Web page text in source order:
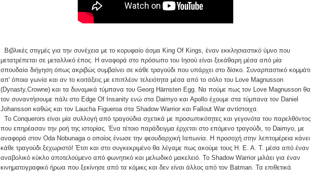
Βιβλικές στιγμές για την συνέχεια με το κορυφαίο άσμα King Of Kings, έναν εκκλησιαστικό ύμνο που
μετατρέπεται σε μεταλλικό έπος. Η αναφορά στο πρόσωπο του Ιησού είναι ξεκάθαρη μέσα από μία
σπουδαία διήγηση όπως ακριβώς συμβαίνει σε κάθε τραγούδι που υπάρχει στο δίσκο. Συναρπαστικό κομμάτι
απ' όποια γωνία και αν το κοιτάξεις με επιπλέον τελειότητα μέσα από το σόλο του Love Magnusson
(Dynasty,Crowne) και τα δυναμικά τύμπανα του Georg Härnsten Egg. Να πούμε πως τον Love Magnusson θα
τον συναντήσουμε πάλι στο Edge Of Insanity ενώ στα Daimyo και Apollo έχουμε στα τύμπανα τον Daniel
Johansson καθώς και τον Laucha Figueroa στα Shadow Warrior και Fallout War αντίστοιχα.
Το Conquerors είναι μία συλλογή από τραγούδια σχετικά με προσωπικότητες και γεγονότα του παρελθόντος
που επηρέασαν την ροή της ιστορίας. Ένα τέτοιο παράδειγμα έρχεται στο επόμενο τραγούδι, το Daimyo, με
αναφορά στον Oda Nobunaga ο οποίος ένωσε την φεουδαρχική Ιαπωνία. Η προσοχή στην λεπτομέρεια κάνει
κάθε τραγούδι ξεχωριστό! Έτσι και στο συγκεκριμένο θα λέγαμε πως ακούμε τους H. E. A. T. μέσα από έναν
αναβολικό κύκλο αποτελούμενο από φωνητικό και μελωδικό μακελειό. Το Shadow Warrior μιλάει για έναν
κινηματογραφικό ήρωα που ξεκίνησε από τα κόμικς και δεν είναι άλλος από τον Batman. Τα επιθετικά